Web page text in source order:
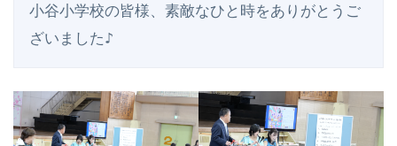
小谷小学校の皆様、素敵なひと時をありがとうご
ざいました♪